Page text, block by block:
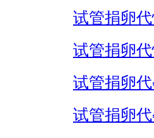
试管捐卵
试管捐卵代
试管捐卵
试管捐卵